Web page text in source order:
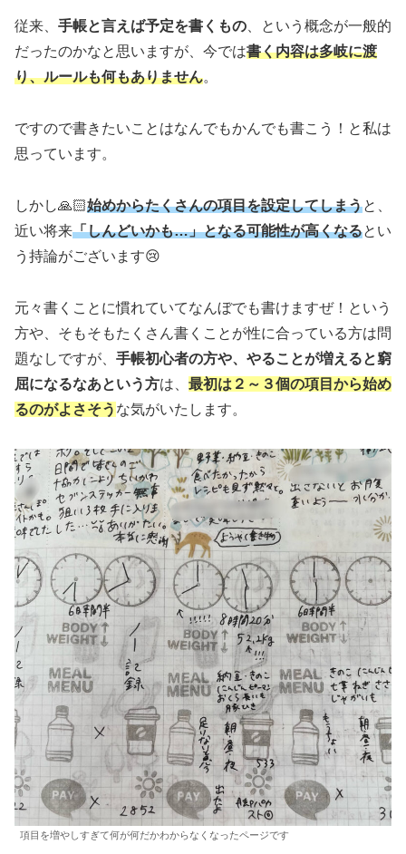
従来、 手帳と言えば予定を書くもの、という概念が一般的
だったのかなと思いますが、今では書く内容は多岐に渡
り、ルールも何もありません。
ですので書きたいことはなんでもかんでも書こう！と私は
思っています。
しかし🙏🏻始めからたくさんの項目を設定してしまうと、
近い将来「しんどいかも…」となる可能性が高くなるとい
う持論がございます😢
元々書くことに慣れていてなんぼでも書けますぜ！という
方や、そもそもたくさん書くことが性に合っている方は問
題なしですが、 手帳初心者の方や、やることが増えると窮
屈になるなあという方は、 最初は２～３個の項目から始め
るのがよさそう な気がいたします。
項目を増やしすぎて何が何だかわからなくなったページです